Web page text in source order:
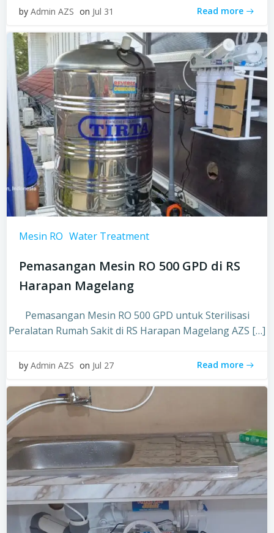
by Admin AZS on Jul 31 Read more
Mesin RO Water Treatment
Pemasangan Mesin RO 500 GPD di RS
Harapan Magelang
Pemasangan Mesin RO 500 GPD untuk Sterilisasi
Peralatan Rumah Sakit di RS Harapan Magelang AZS […]
by Admin AZS on Jul 27 Read more